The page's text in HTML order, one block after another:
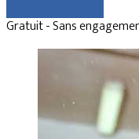
Gratuit - Sans